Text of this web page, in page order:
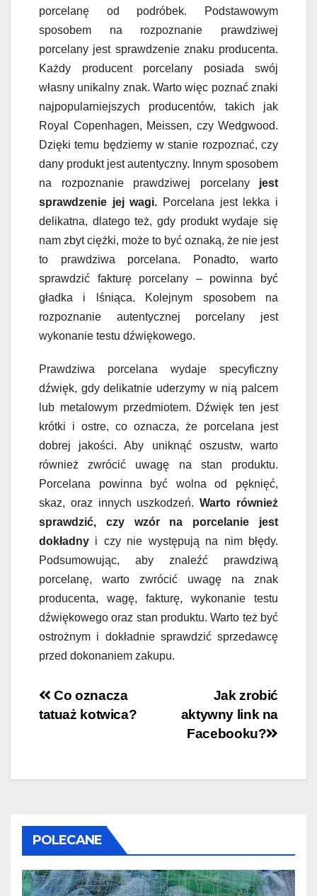
porcelanę od podróbek. Podstawowym
sposobem na rozpoznanie prawdziwej
porcelany jest sprawdzenie znaku producenta.
Każdy producent porcelany posiada swój
własny unikalny znak. Warto więc poznać znaki
najpopularniejszych producentów, takich jak
Royal Copenhagen, Meissen, czy Wedgwood.
Dzięki temu będziemy w stanie rozpoznać, czy
dany produkt jest autentyczny. Innym sposobem
na rozpoznanie prawdziwej porcelanyjest
sprawdzenie jej wagi. Porcelana jest lekka i
delikatna, dlatego też, gdy produkt wydaje się
nam zbyt ciężki, może to być oznaką, że nie jest
to prawdziwa porcelana. Ponadto, warto
sprawdzić fakturę porcelany – powinna być
gładka i lśniąca. Kolejnym sposobem na
rozpoznanie autentycznej porcelany jest
wykonanie testu dźwiękowego.
Prawdziwa porcelana wydaje specyficzny
dźwięk, gdy delikatnie uderzymy w nią palcem
lub metalowym przedmiotem. Dźwięk ten jest
krótki i ostre, co oznacza, że porcelana jest
dobrej jakości. Aby uniknąć oszustw, warto
również zwrócić uwagę na stan produktu.
Porcelana powinna być wolna od pęknięć,
skaz, oraz innych uszkodzeń. Warto również
sprawdzić, czy wzór na porcelanie jest
dokładny i czy nie występują na nim błędy.
Podsumowując, aby znaleźć prawdziwą
porcelanę, warto zwrócić uwagę na znak
producenta, wagę, fakturę, wykonanie testu
dźwiękowego oraz stan produktu. Warto też być
ostrożnym i dokładnie sprawdzić sprzedawcę
przed dokonaniem zakupu.
Nawigacja
Jak zrobić
aktywny link na
Facebooku?
Co oznacza
tatuaż kotwica?
POLECANE